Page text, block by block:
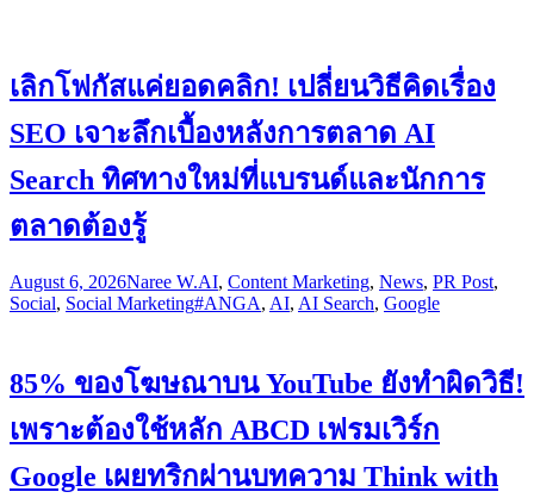
เลิกโฟกัสแค่ยอดคลิก! เปลี่ยนวิธีคิดเรื่อง
SEO เจาะลึกเบื้องหลังการตลาด AI
Search ทิศทางใหม่ที่แบรนด์และนักการ
ตลาดต้องรู้
August 6, 2026Naree W.AI, Content Marketing, News, PR Post,
Social, Social Marketing#ANGA, AI, AI Search, Google
85% ของโฆษณาบน YouTube ยังทำผิดวิธี!
เพราะต้องใช้หลัก ABCD เฟรมเวิร์ก
Google เผยทริกผ่านบทความ Think with